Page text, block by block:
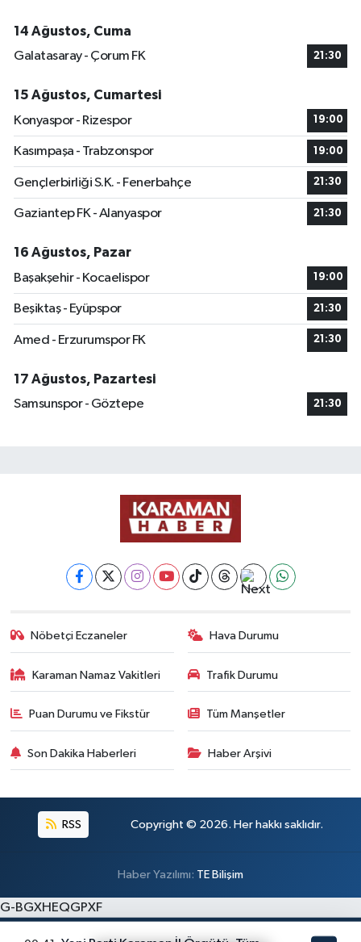
14 Ağustos, Cuma
Galatasaray - Çorum FK
21:30
15 Ağustos, Cumartesi
Konyaspor - Rizespor
19:00
Kasımpaşa - Trabzonspor 19:00
Gençlerbirliği S.K. - Fenerbahçe 21:30
Gaziantep FK - Alanyaspor 21:30
16 Ağustos, Pazar
Başakşehir - Kocaelispor
19:00
Beşiktaş - Eyüpspor 21:30
Amed - Erzurumspor FK 21:30
17 Ağustos, Pazartesi
Samsunspor - Göztepe
21:30
Nöbetçi Eczaneler Hava Durumu
Karaman Namaz Vakitleri Trafik Durumu
Puan Durumu ve Fikstür Tüm Manşetler
Son Dakika Haberleri Haber Arşivi
RSS Copyright © 2026. Her hakkı saklıdır.
Haber Yazılımı: TE Bilişim
G-BGXHEQGPXF